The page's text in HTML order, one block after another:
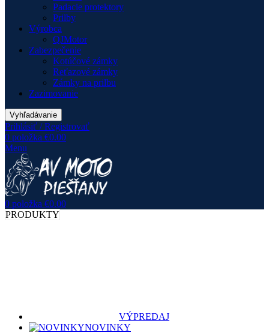
Padacie protektory
Prilby
Výrobca
QJMotor
Zabezpečenie
Kotúčové zámky
Reťazové zámky
Zámky na prilbu
Zazimovanie
Vyhľadávanie
Prihlásiť / Registrovať
0 položka €0.00
Menu
0 položka €0.00
PRODUKTY
VÝPREDAJ
NOVINKY